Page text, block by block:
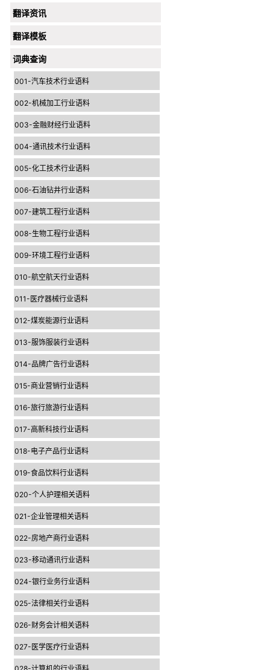
翻译资讯
翻译模板
词典查询
001-汽车技术行业语料
002-机械加工行业语料
003-金融财经行业语料
004-通讯技术行业语料
005-化工技术行业语料
006-石油钻井行业语料
007-建筑工程行业语料
008-生物工程行业语料
009-环境工程行业语料
010-航空航天行业语料
011-医疗器械行业语料
012-煤炭能源行业语料
013-服饰服装行业语料
014-品牌广告行业语料
015-商业营销行业语料
016-旅行旅游行业语料
017-高新科技行业语料
018-电子产品行业语料
019-食品饮料行业语料
020-个人护理相关语料
021-企业管理相关语料
022-房地产商行业语料
023-移动通讯行业语料
024-银行业务行业语料
025-法律相关行业语料
026-财务会计相关语料
027-医学医疗行业语料